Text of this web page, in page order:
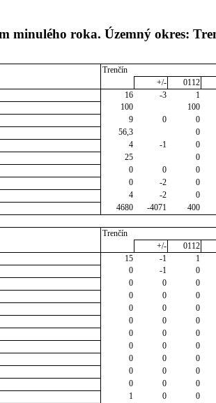
minulého roka. Územný okres:
Trenčín
+/-
0112
16 -3 1
100 100
9 0 0
56,3 0
4 -1 0
25 0
0 0 0
0 -2 0
4 -2 0
4680 -4071 400
Trenčín
+/-
0112
15 -1 1
0 -1 0
0 0 0
0 0 0
0 0 0
0 0 0
0 0 0
0 0 0
0 0 0
0 0 0
0 0 0
1 0 0